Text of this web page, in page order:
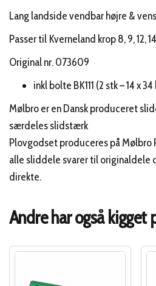
Lang landside vendbar højre &
Passer til Kverneland krop 8, 9, 12,
Original nr. 073609
inkl bolte BK111 (2 stk – 14 x
Mølbro er en Dansk produceret
særdeles slidstærk
Plovgodset produceres på Mølbro
alle sliddele svarer til originaldele
direkte.
Andre har også kigget